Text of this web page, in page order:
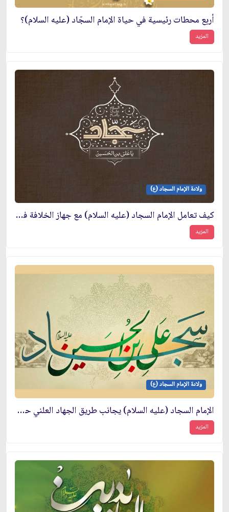
أربع محطات رئيسية في حياة الإمام السجّاد (عليه السلام)؟
المزيد
ولادة الإمام السجاد (ع)
كيف تعامل الإمام السجاد (عليه السلام) مع جهاز الخلافة في عصره؟
المزيد
ولادة الإمام السجاد (ع)
الإمام السجاد (عليه السلام) يجانب طريق الجهاد العلني حفظاً للشيعة والتشيع
المزيد